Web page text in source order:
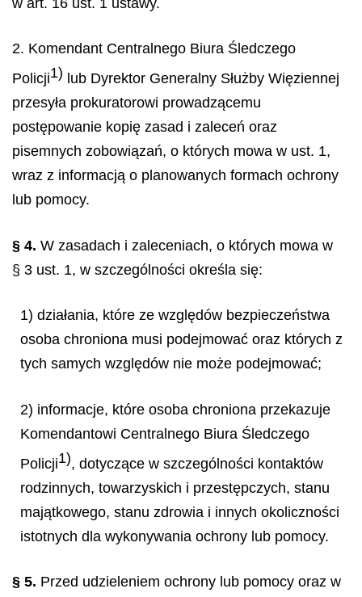
2. Komendant Centralnego Biura Śledczego
Policji1) lub Dyrektor Generalny Służby Więziennej
przesyła prokuratorowi prowadzącemu
postępowanie kopię zasad i zaleceń oraz
pisemnych zobowiązań, o których mowa w ust. 1,
wraz z informacją o planowanych formach ochrony
lub pomocy.
§ 4. W zasadach i zaleceniach, o których mowa w
§ 3 ust. 1, w szczególności określa się:
1) działania, które ze względów bezpieczeństwa
osoba chroniona musi podejmować oraz których z
tych samych względów nie może podejmować;
2) informacje, które osoba chroniona przekazuje
Komendantowi Centralnego Biura Śledczego
Policji1), dotyczące w szczególności kontaktów
rodzinnych, towarzyskich i przestępczych, stanu
majątkowego, stanu zdrowia i innych okoliczności
istotnych dla wykonywania ochrony lub pomocy.
§ 5. Przed udzieleniem ochrony lub pomocy oraz w